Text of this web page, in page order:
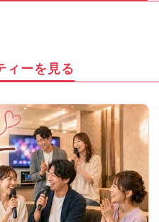
ィーを見る